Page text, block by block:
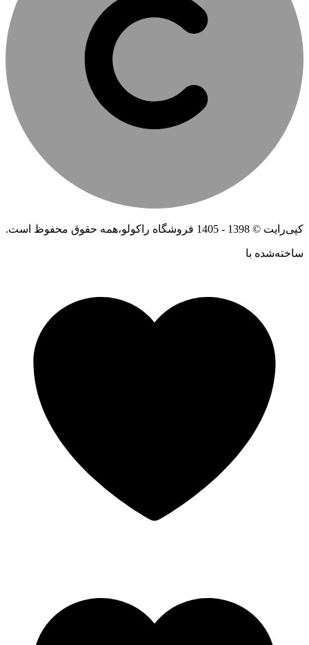
کپی‌رایت © 1398 - 1405 فروشگاه راکولو،همه حقوق محفوظ است.
ساخته‌شده ‌با